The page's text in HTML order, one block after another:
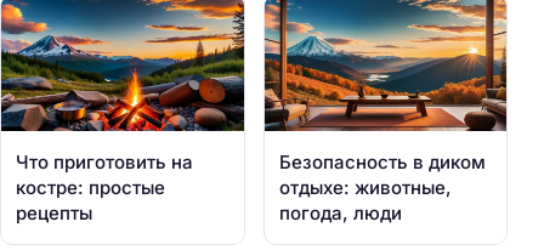
Что приготовить на
костре: простые
рецепты
Безопасность в диком
отдыхе: животные,
погода, люди